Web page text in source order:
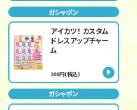
ガシャポン
アイカツ！ カスタム
ドレスアップチャー
ム
300円(税込)
ガシャポン